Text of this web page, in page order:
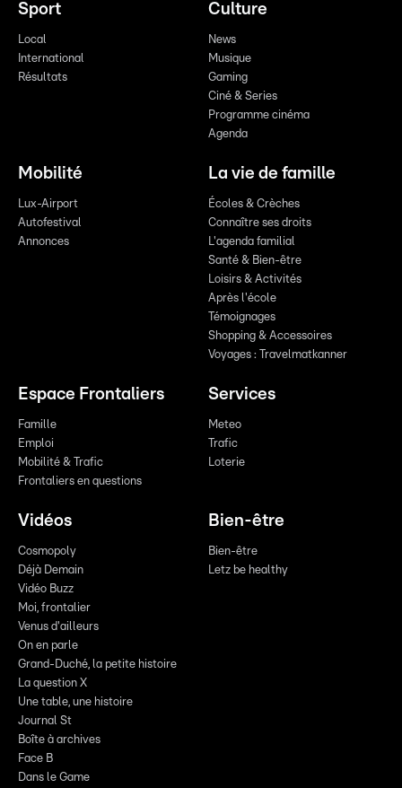
Sport
Local
International
Résultats
Culture
News
Musique
Gaming
Ciné & Series
Programme cinéma
Agenda
Mobilité
Lux-Airport
Autofestival
Annonces
La vie de famille
Écoles & Crèches
Connaître ses droits
L'agenda familial
Santé & Bien-être
Loisirs & Activités
Après l'école
Témoignages
Shopping & Accessoires
Voyages : Travelmatkanner
Espace Frontaliers
Famille
Emploi
Mobilité & Trafic
Frontaliers en questions
Services
Meteo
Trafic
Loterie
Vidéos
Cosmopoly
Déjà Demain
Vidéo Buzz
Moi, frontalier
Venus d'ailleurs
On en parle
Grand-Duché, la petite histoire
La question X
Une table, une histoire
Journal St
Boîte à archives
Face B
Dans le Game
Bien-être
Bien-être
Letz be healthy